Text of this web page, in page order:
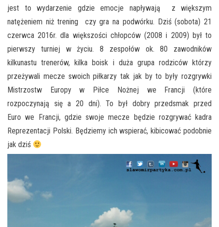
jest to wydarzenie gdzie emocje napływają z większym
natężeniem niż trening czy gra na podwórku. Dziś (sobota) 21
czerwca 2016r. dla większości chłopców (2008 i 2009) był to
pierwszy turniej w życiu. 8 zespołów ok. 80 zawodników
kilkunastu trenerów, kilka boisk i duża grupa rodziców którzy
przeżywali mecze swoich piłkarzy tak jak by to były rozgrywki
Mistrzostw Europy w Piłce Nożnej we Francji (które
rozpoczynają się a 20 dni). To był dobry przedsmak przed
Euro we Francji, gdzie swoje mecze będzie rozgrywać kadra
Reprezentacji Polski. Będziemy ich wspierać, kibicować podobnie
jak dziś